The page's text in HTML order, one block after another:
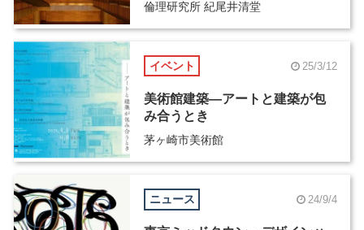
倫理研究所 紀尾井清堂
イベント 25/3/12
美術館建築―アートと建築が包
み合うとき
茅ヶ崎市美術館
ニュース 24/9/4